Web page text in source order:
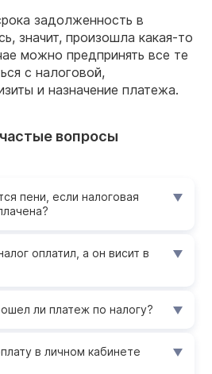
задолженность в
значит, произошла какая-то
можно предпринять все те
с налоговой,
и назначение платежа.
вопросы
пени, если налоговая
оплатил, а он висит в
ли платеж по налогу?
в личном кабинете